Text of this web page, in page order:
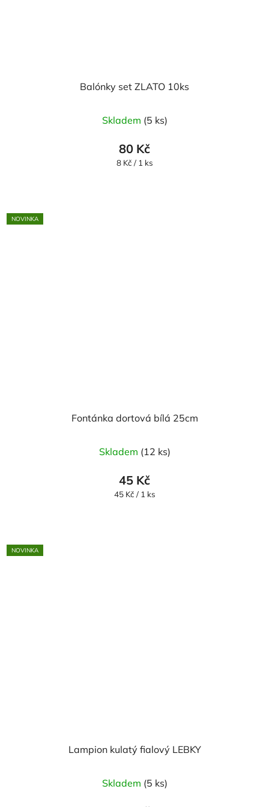
Balónky set ZLATO 10ks
Skladem (5 ks)
80 Kč
Měrná
8 Kč / 1 ks
NOVINKA
Fontánka dortová bílá 25cm
Skladem (12 ks)
45 Kč
Měrná
45 Kč / 1 ks
NOVINKA
Lampion kulatý fialový LEBKY
Skladem (5 ks)